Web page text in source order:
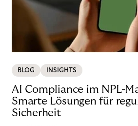
BLOG INSIGHTS
AI Compliance im NPL-
Smarte Lösungen für
Sicherheit